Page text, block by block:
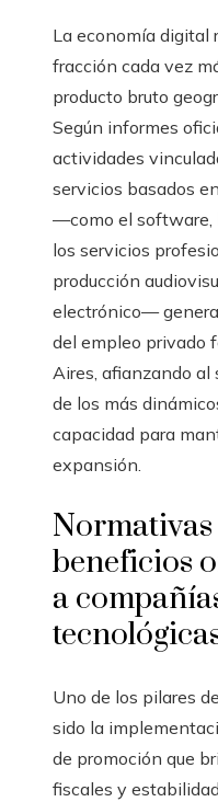
La economía digital
fracción cada vez
producto bruto
Según informes
actividades
servicios basados
—como el software,
los servicios
producción
electrónico—
del empleo privado
Aires, afianzando al
de los más
capacidad para
expansión.
beneficios
a
Uno de los pilares
sido la
de promoción que
fiscales y